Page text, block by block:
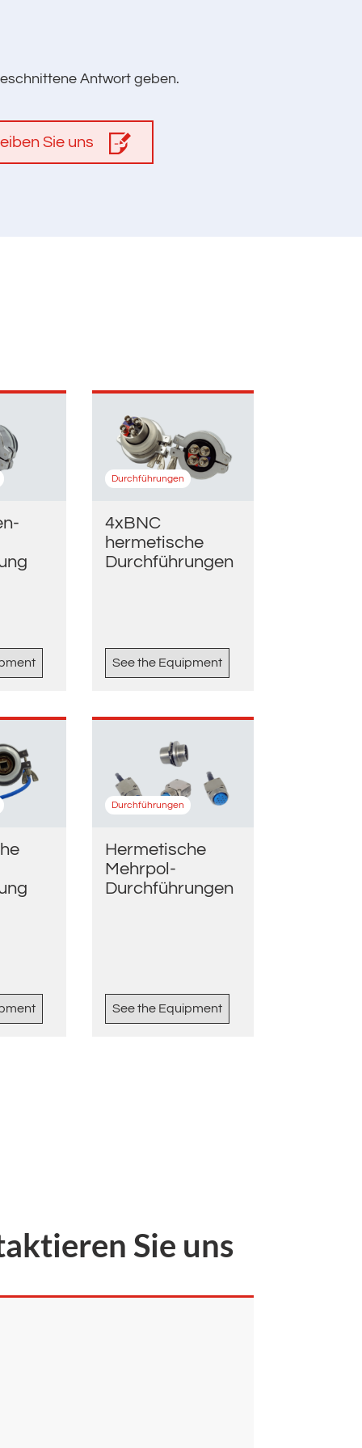
Antwort geben.
Sie uns
Durchführungen
4xBNC
hermetische
Durchführungen
See the Equipment
Durchführungen
Hermetische
Mehrpol-
Durchführungen
See the Equipment
Sie uns